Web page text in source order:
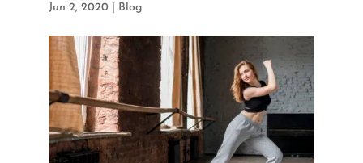
Jun 2, 2020| Blog